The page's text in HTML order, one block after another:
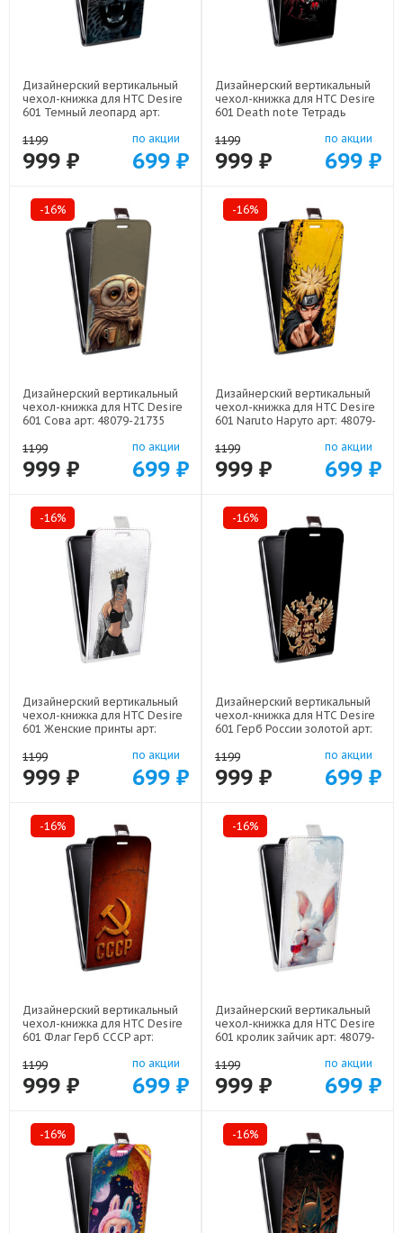
Дизайнерский вертикальный
чехол-книжка для HTC Desire
601 Темный леопард арт:
1199
999 ₽
по акции
699 ₽
Дизайнерский вертикальный
чехол-книжка для HTC Desire
601 Death note Тетрадь
1199
999 ₽
по акции
699 ₽
-16%
Дизайнерский вертикальный
чехол-книжка для HTC Desire
601 Сова арт: 48079-21735
1199
999 ₽
по акции
699 ₽
-16%
Дизайнерский вертикальный
чехол-книжка для HTC Desire
601 Naruto Наруто арт: 48079-
1199
999 ₽
по акции
699 ₽
-16%
Дизайнерский вертикальный
чехол-книжка для HTC Desire
601 Женские принты арт:
1199
999 ₽
по акции
699 ₽
-16%
Дизайнерский вертикальный
чехол-книжка для HTC Desire
601 Герб России золотой арт:
1199
999 ₽
по акции
699 ₽
-16%
Дизайнерский вертикальный
чехол-книжка для HTC Desire
601 Флаг Герб СССР арт:
1199
999 ₽
по акции
699 ₽
-16%
Дизайнерский вертикальный
чехол-книжка для HTC Desire
601 кролик зайчик арт: 48079-
1199
999 ₽
по акции
699 ₽
-16% -16%